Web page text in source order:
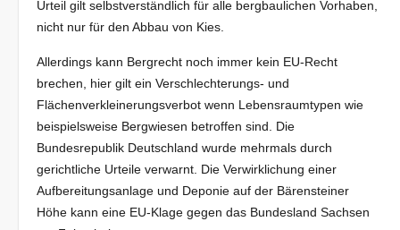
Urteil gilt selbstverständlich für alle bergbaulichen Vorhaben,
nicht nur für den Abbau von Kies.
Allerdings kann Bergrecht noch immer kein EU-Recht
brechen, hier gilt ein Verschlechterungs- und
Flächenverkleinerungsverbot wenn Lebensraumtypen wie
beispielsweise Bergwiesen betroffen sind. Die
Bundesrepublik Deutschland wurde mehrmals durch
gerichtliche Urteile verwarnt. Die Verwirklichung einer
Aufbereitungsanlage und Deponie auf der Bärensteiner
Höhe kann eine EU-Klage gegen das Bundesland Sachsen